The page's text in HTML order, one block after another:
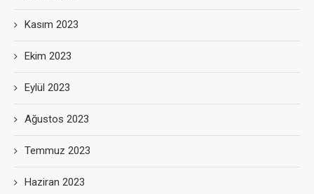
Kasım 2023
Ekim 2023
Eylül 2023
Ağustos 2023
Temmuz 2023
Haziran 2023